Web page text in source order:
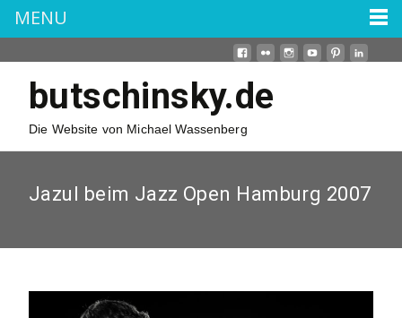
butschinsky.de
Die Website von Michael Wassenberg
Jazul beim Jazz Open Hamburg 2007
MENU